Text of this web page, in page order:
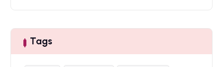
Tags